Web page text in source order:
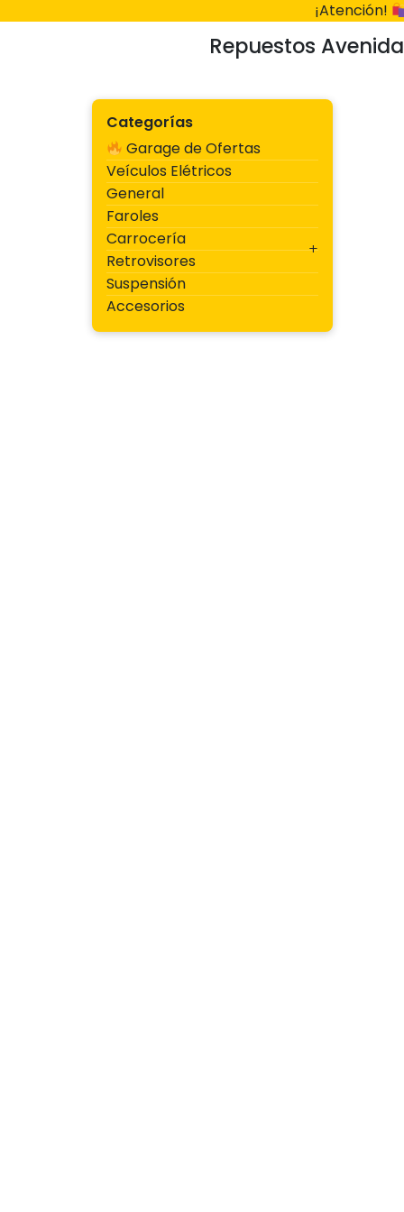
¡Atención!
Repuestos Avenida
Categorías
Garage de Ofertas
Veículos Elétricos
General
Faroles
Carrocería
Retrovisores
Suspensión
Accesorios